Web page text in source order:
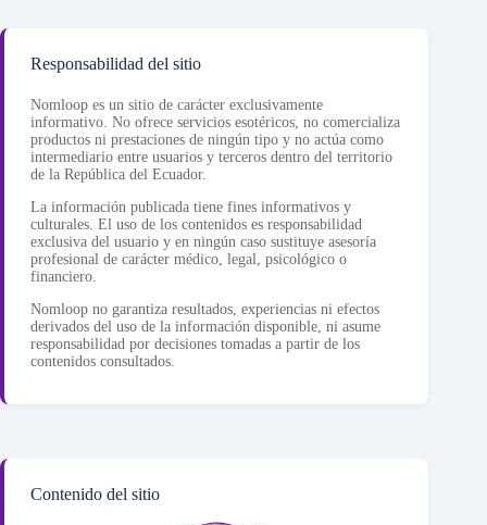
Responsabilidad del sitio
Nomloop es un sitio de carácter exclusivamente
informativo. No ofrece servicios esotéricos, no comercializa
productos ni prestaciones de ningún tipo y no actúa como
intermediario entre usuarios y terceros dentro del territorio
de la República del Ecuador.
La información publicada tiene fines informativos y
culturales. El uso de los contenidos es responsabilidad
exclusiva del usuario y en ningún caso sustituye asesoría
profesional de carácter médico, legal, psicológico o
financiero.
Nomloop no garantiza resultados, experiencias ni efectos
derivados del uso de la información disponible, ni asume
responsabilidad por decisiones tomadas a partir de los
contenidos consultados.
Contenido del sitio